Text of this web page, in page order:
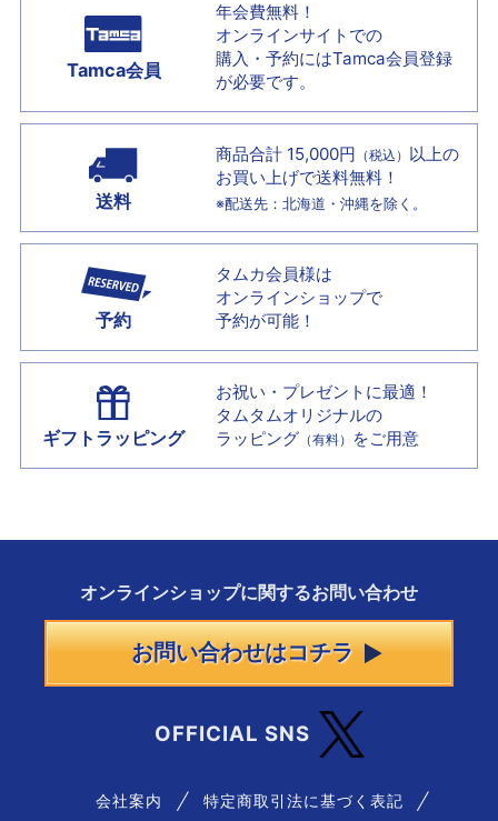
Tamca会員
年会費無料！
オンラインサイトでの
購入・予約にはTamca会員登録
が必要です。
送料
商品合計 15,000円 （税込） 以上の
お買い上げで送料無料！
※配送先：北海道・沖縄を除く。
予約
タムカ会員様は
オンラインショップで
予約が可能！
ギフトラッピング
お祝い・プレゼントに最適！
タムタムオリジナルの
ラッピング （有料） をご用意
オンラインショップに関するお問い合わせ
お問い合わせはコチラ
OFFICIAL SNS
会社案内 特定商取引法に基づく表記